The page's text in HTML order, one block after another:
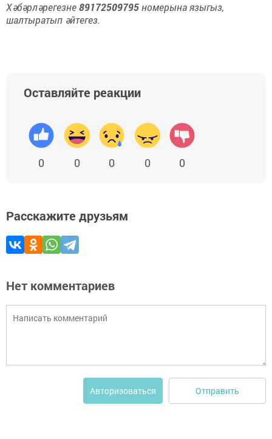
Хәбәрләрегезне89172509795номерына языгыз,
шалтыратып әйтегез.
Оставляйте реакции
0 0 0 0 0
Расскажите друзьям
Нет комментариев
Авторизоваться Отправить